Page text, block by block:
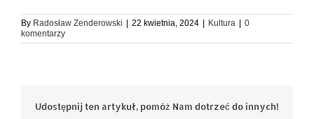
By Radosław Zenderowski | 22 kwietnia, 2024 | Kultura | 0
komentarzy
Udostępnij ten artykuł, pomóż Nam dotrzeć do innych!